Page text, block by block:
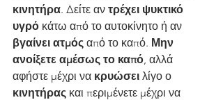
κινητήρα. Δείτε αν τρέχει ψυκτικό
υγρό κάτω από το αυτοκίνητο ή αν
βγαίνει ατμός από το καπό. Μην
ανοίξετε αμέσως το καπό, αλλά
αφήστε μέχρι να κρυώσει λίγο ο
κινητήρας και περιμένετε μέχρι να